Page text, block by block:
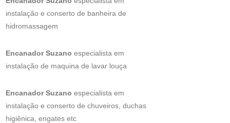
instalação e conserto de banheira de
hidromassagem
Encanador Suzano especialista em
instalação de maquina de lavar louça
Encanador Suzano especialista em
instalação e conserto de chuveiros, duchas
higiênica, engates etc